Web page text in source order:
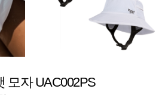
모자 UAC002PS